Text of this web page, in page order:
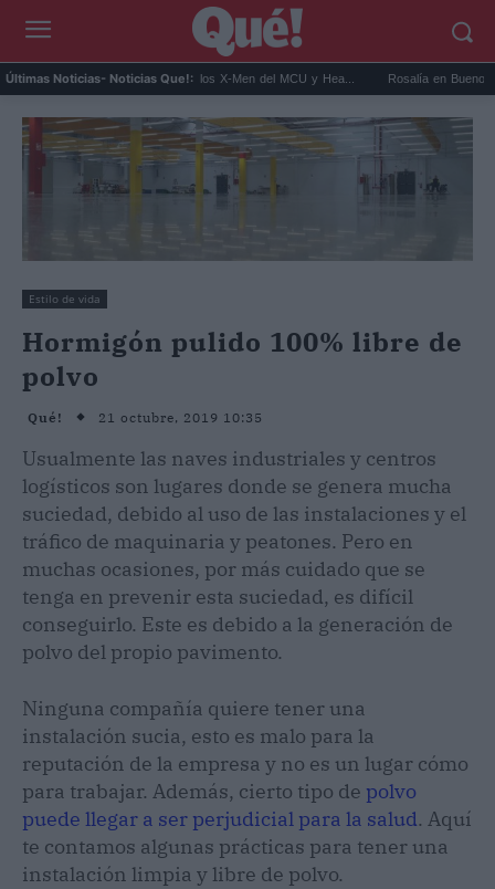
Últimas Noticias- Noticias Que!:
Connor será Cíclope en los X-Men del MCU y Hea... Rosalía en Buenos Aires:
Estilo de vida
Hormigón pulido 100% libre de
polvo
Qué! 21 octubre, 2019 10:35
Usualmente las naves industriales y centros
logísticos son lugares donde se genera mucha
suciedad, debido al uso de las instalaciones y el
tráfico de maquinaria y peatones. Pero en
muchas ocasiones, por más cuidado que se
tenga en prevenir esta suciedad, es difícil
conseguirlo. Este es debido a la generación de
polvo del propio pavimento.
Ninguna compañía quiere tener una
instalación sucia, esto es malo para la
reputación de la empresa y no es un lugar cómo
para trabajar. Además, cierto tipo de polvo
puede llegar a ser perjudicial para la salud. Aquí
te contamos algunas prácticas para tener una
instalación limpia y libre de polvo.